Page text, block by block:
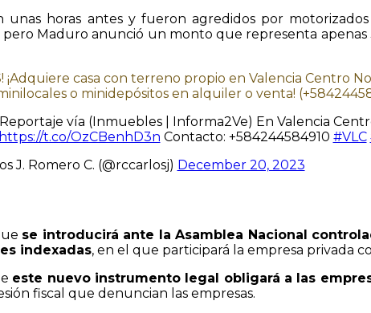
horas antes y fueron agredidos por
pero Maduro anunció un monto que representa
¡Adquiere casa con terreno propio en Valencia Centro
o minidepósitos en alquiler o venta!
vía (Inmuebles | Informa2Ve) En Valencia
https://t.co/OzCBenhD3n Contacto: +584244584910 #VLC
J. Romero C. (@rccarlosj) December 20, 2023
se introducirá ante la Asamblea Nacional
indexadas, en el que participará la empresa privada
este nuevo instrumento legal obligará a las
fiscal que denuncian las empresas.